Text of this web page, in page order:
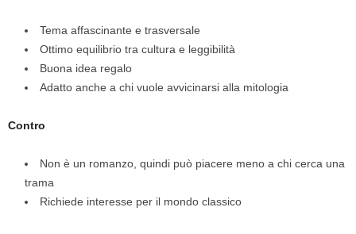
Tema affascinante e trasversale
Ottimo equilibrio tra cultura e leggibilità
Buona idea regalo
Adatto anche a chi vuole avvicinarsi alla mitologia
Contro
Non è un romanzo, quindi può piacere meno a chi cerca una
trama
Richiede interesse per il mondo classico